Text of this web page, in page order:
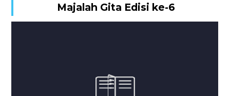
Majalah Gita Edisi ke-6